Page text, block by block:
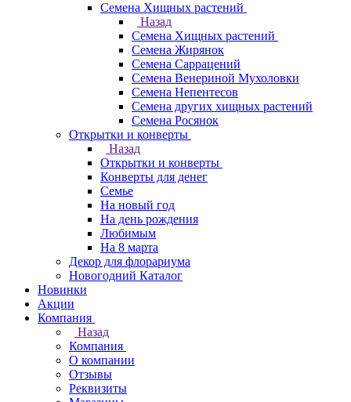
Семена Хищных растений
Назад
Семена Хищных растений
Семена Жирянок
Семена Саррацений
Семена Венериной Мухоловки
Семена Непентесов
Семена других хищных растений
Семена Росянок
Открытки и конверты
Назад
Открытки и конверты
Конверты для денег
Семье
На новый год
На день рождения
Любимым
На 8 марта
Декор для флорариума
Новогодний Каталог
Новинки
Акции
Компания
Назад
Компания
О компании
Отзывы
Реквизиты